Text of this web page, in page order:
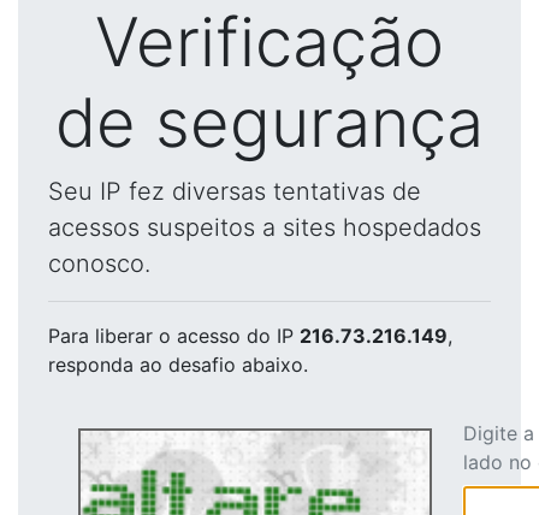
Verificação
de segurança
Seu IP fez diversas tentativas de
acessos suspeitos a sites hospedados
conosco.
Para liberar o acesso do IP 216.73.216.149,
responda ao desafio abaixo.
Digite
lado no